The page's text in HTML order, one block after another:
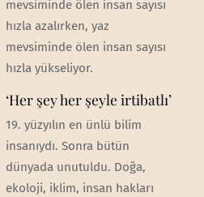
mevsiminde ölen insan sayısı
hızla azalırken, yaz
mevsiminde ölen insan sayısı
hızla yükseliyor.
‘Her şey her şeyle irtibatlı’
19. yüzyılın en ünlü bilim
insanıydı. Sonra bütün
dünyada unutuldu. Doğa,
ekoloji, iklim, insan hakları